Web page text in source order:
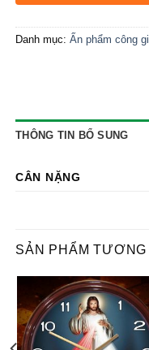
Danh mục: Ấn phẩm công
THÔNG TIN BỔ SUNG
CÂN NẶNG
SẢN PHẨM